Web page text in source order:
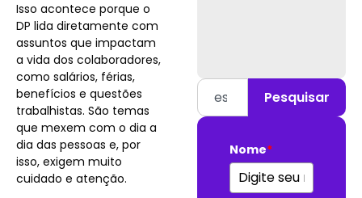
Isso acontece porque o
DP lida diretamente com
assuntos que impactam
a vida dos colaboradores,
como salários, férias,
benefícios e questões
trabalhistas. São temas
que mexem com o dia a
dia das pessoas e, por
isso, exigem muito
cuidado e atenção.
Pesquisar
Nome*